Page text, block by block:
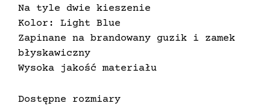
Na tyle dwie kieszenie
Kolor: Light Blue
Zapinane na brandowany guzik i zamek
błyskawiczny
Wysoka jakość materiału
Dostępne rozmiary